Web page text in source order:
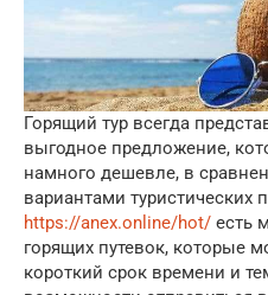
Горящий тур всегда
выгодное предложение,
намного дешевле, в
вариантами туристических
https://anex.online/hot/ есть
горящих путевок, которые
короткий срок времени и